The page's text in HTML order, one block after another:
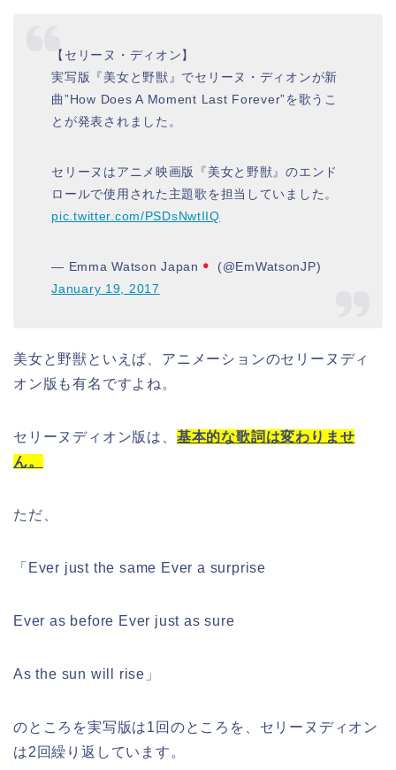
【セリーヌ・ディオン】
実写版『美女と野獣』でセリーヌ・ディオンが新
曲”How Does A Moment Last Forever”を歌うこ
とが発表されました。
セリーヌはアニメ映画版『美女と野獣』のエンド
ロールで使用された主題歌を担当していました。
pic.twitter.com/PSDsNwtIIQ
— Emma Watson Japan
(@EmWatsonJP)
January 19, 2017
美女と野獣といえば、アニメーションのセリーヌディ
オン版も有名ですよね。
セリーヌディオン版は、 基本的な歌詞は変わりませ
ん。
ただ、
「Ever just the same Ever a surprise
Ever as before Ever just as sure
As the sun will rise」
のところを実写版は1回のところを、セリーヌディオン
は2回繰り返しています。